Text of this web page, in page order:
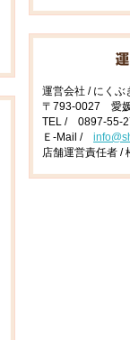
運営会社 / にくぶ
〒793-0027 愛
TEL / 0897-55-
Ｅ-Mail /
店舗運営責任者 /